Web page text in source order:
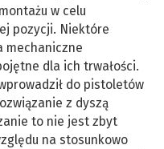
w celu
pozycji. Niektóre
mechaniczne
dla ich trwałości.
do pistoletów
z dyszą
to nie jest zbyt
na stosunkowo